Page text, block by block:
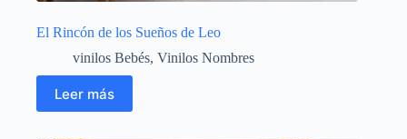
El Rincón de los Sueños de Leo
vinilos Bebés, Vinilos Nombres
Leer más